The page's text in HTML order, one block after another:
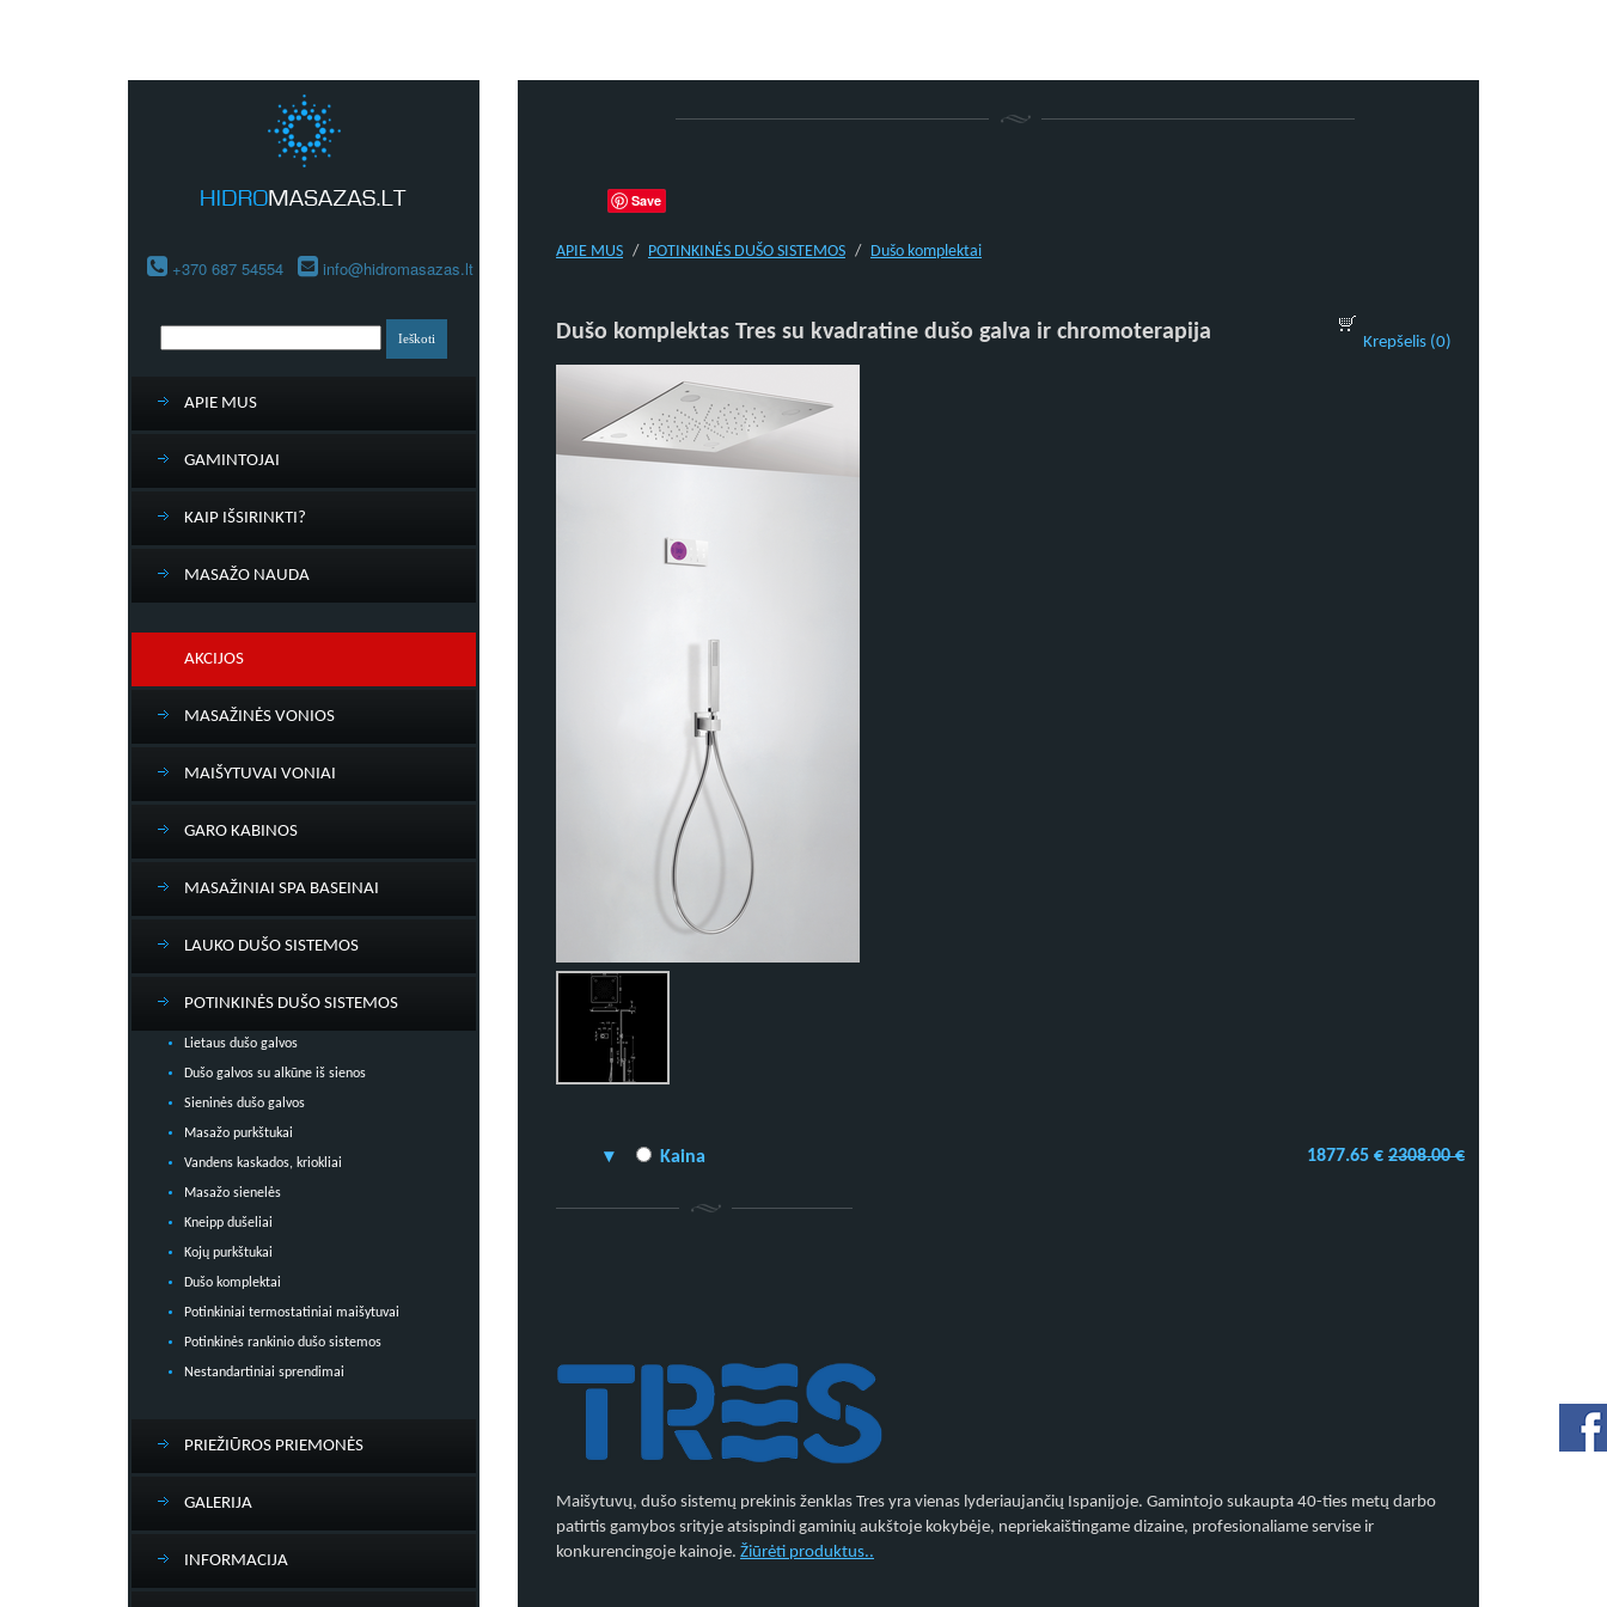
+370 687 54554 info@hidromasazas.lt
APIE MUS
GAMINTOJAI
KAIP IŠSIRINKTI?
MASAŽO NAUDA
AKCIJOS
MASAŽINĖS VONIOS
MAIŠYTUVAI VONIAI
GARO KABINOS
MASAŽINIAI SPA BASEINAI
LAUKO DUŠO SISTEMOS
POTINKINĖS DUŠO SISTEMOS
Lietaus dušo galvos
Dušo galvos su alkūne iš sienos
Sieninės dušo galvos
Masažo purkštukai
Vandens kaskados, kriokliai
Masažo sienelės
Kneipp dušeliai
Kojų purkštukai
Dušo komplektai
Potinkiniai termostatiniai maišytuvai
Potinkinės rankinio dušo sistemos
Nestandartiniai sprendimai
PRIEŽIŪROS PRIEMONĖS
GALERIJA
INFORMACIJA
Save
APIE MUS POTINKINĖS DUŠO SISTEMOS Dušo komplektai
Krepšelis (0)
Dušo komplektas Tres su kvadratine dušo galva ir chromoterapija
Kaina 1877.65 € 2308.00 €
Maišytuvų, dušo sistemų prekinis ženklas Tres yra vienas lyderiaujančių Ispanijoje. Gamintojo sukaupta 40-ties metų darbo
patirtis gamybos srityje atsispindi gaminių aukštoje kokybėje, nepriekaištingame dizaine, profesionaliame servise ir
konkurencingoje kainoje. Žiūrėti produktus..